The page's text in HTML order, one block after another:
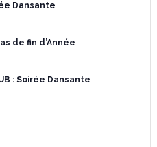
Dansante
de fin d’Année
: Soirée Dansante